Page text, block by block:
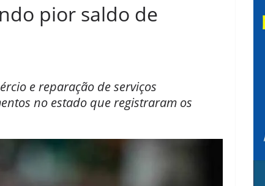
pior saldo de
e reparação de serviços
no estado que registraram os